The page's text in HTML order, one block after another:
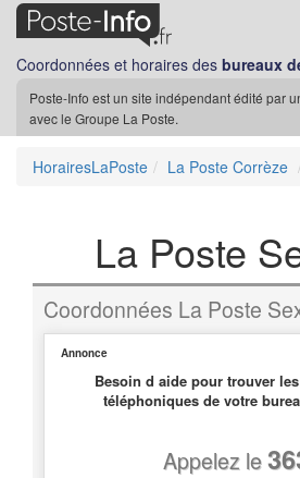
Coordonnées et horaires des bureaux
Poste-Info est un site indépendant édité par
avec le Groupe La Poste.
HorairesLaPoste La Poste Corrèze
La Poste
Coordonnées La Poste
Annonce
Besoin d aide pour trouver
téléphoniques de votre
Appelez le